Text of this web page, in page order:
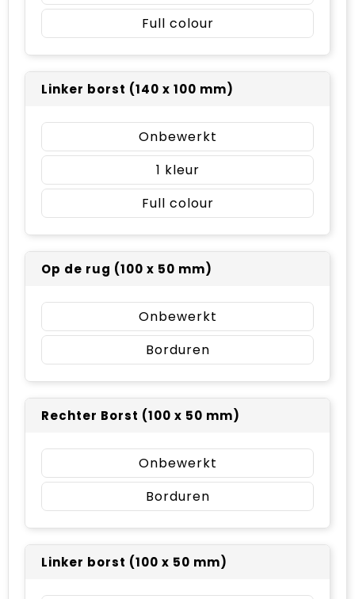
Full colour
Linker borst (140 x 100 mm)
Onbewerkt
1
Full colour
Op de rug (100 x 50 mm)
Onbewerkt
Borduren
Rechter Borst (100 x 50 mm)
Onbewerkt
Borduren
Linker borst (100 x 50 mm)